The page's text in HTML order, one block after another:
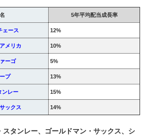
5年平均配当成長率
ェース 12%
メリカ 10%
ーゴ 5%
プ 13%
ンレー 15%
ックス 14%
スタンレー、ゴールドマン・サックス、シ